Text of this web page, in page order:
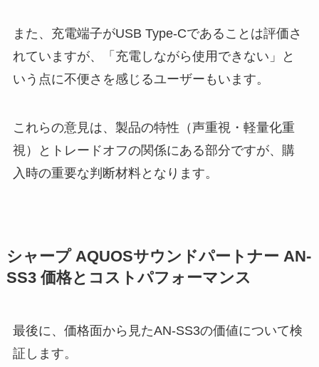
また、充電端子がUSB Type-Cであることは評価さ
れていますが、「充電しながら使用できない」と
いう点に不便さを感じるユーザーもいます。
これらの意見は、製品の特性（声重視・軽量化重
視）とトレードオフの関係にある部分ですが、購
入時の重要な判断材料となります。
シャープ AQUOSサウンドパートナー AN-
SS3 価格とコストパフォーマンス
最後に、価格面から見たAN-SS3の価値について検
証します。